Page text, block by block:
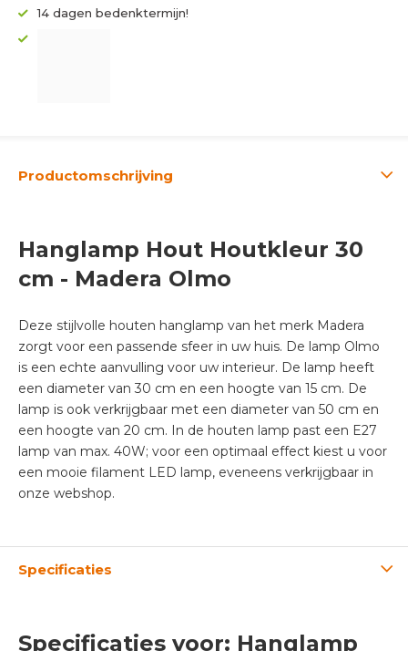
14 dagen bedenktermijn!
Productomschrijving
Hanglamp Hout Houtkleur 30
cm - Madera Olmo
Deze stijlvolle houten hanglamp van het merk Madera
zorgt voor een passende sfeer in uw huis. De lamp Olmo
is een echte aanvulling voor uw interieur. De lamp heeft
een diameter van 30 cm en een hoogte van 15 cm. De
lamp is ook verkrijgbaar met een diameter van 50 cm en
een hoogte van 20 cm. In de houten lamp past een E27
lamp van max. 40W; voor een optimaal effect kiest u voor
een mooie filament LED lamp, eveneens verkrijgbaar in
onze webshop.
Specificaties
Specificaties voor: Hanglamp